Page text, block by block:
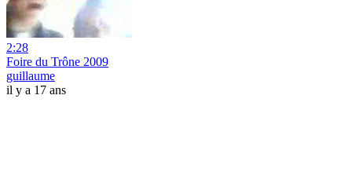
2:28
Foire du Trône 2009
guillaume
il y a 17 ans